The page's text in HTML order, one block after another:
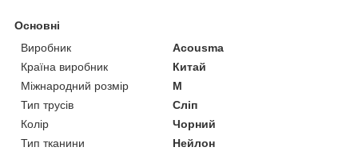
Основні
Виробник
Acousma
Країна виробник
Китай
Міжнародний розмір
M
Тип трусів
Сліп
Колір
Чорний
Тип тканини
Нейлон